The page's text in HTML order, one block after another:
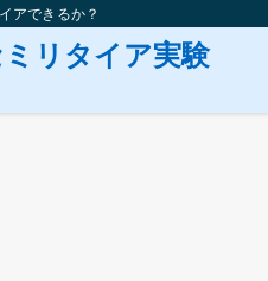
アできるか？
リタイア実験